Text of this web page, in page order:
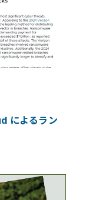
によるラン